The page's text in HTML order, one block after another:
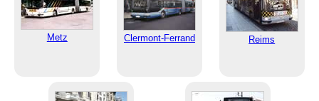
Metz Clermont-Ferrand Reims